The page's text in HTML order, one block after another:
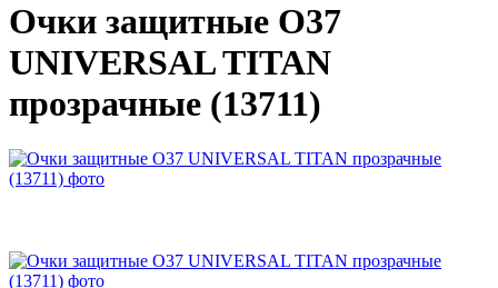
Очки защитные О37
UNIVERSAL TITAN
прозрачные (13711)